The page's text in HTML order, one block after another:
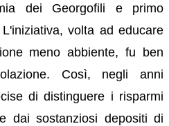
dei Georgofili e primo
volta ad educare
meno abbiente, fu ben
Così, negli anni
di distinguere i risparmi
dai sostanziosi depositi di